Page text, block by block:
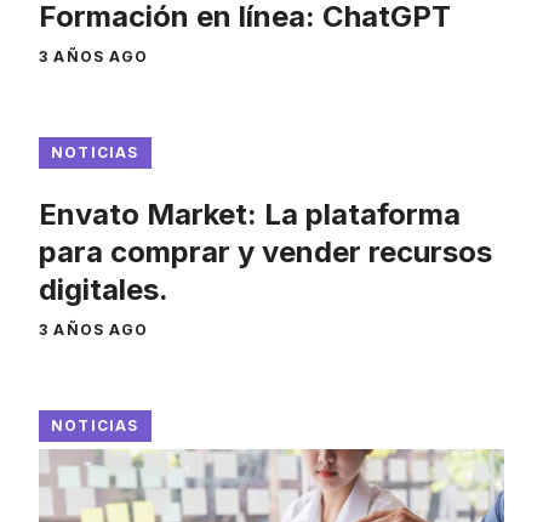
Formación en línea: ChatGPT
3 AÑOS AGO
NOTICIAS
Envato Market: La plataforma
para comprar y vender recursos
digitales.
3 AÑOS AGO
NOTICIAS